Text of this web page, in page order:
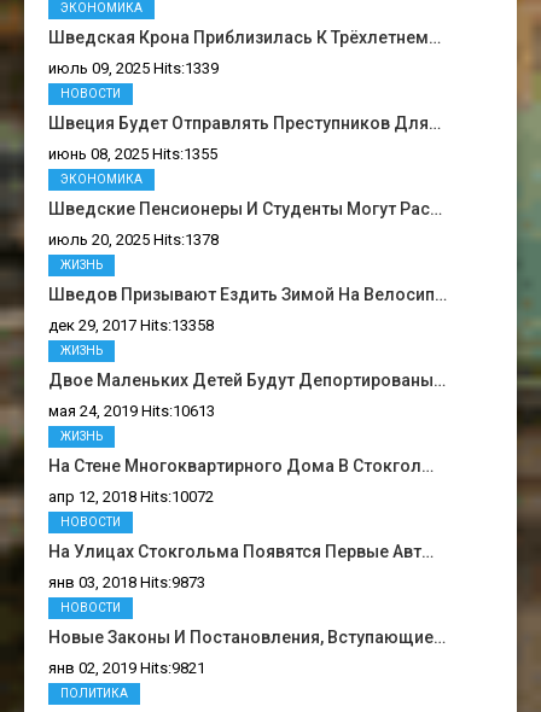
Шведская Крона Приблизилась К Трёхлетнем…
июль 09, 2025 Hits:1339
ЭКОНОМИКА
Швеция Будет Отправлять Преступников Для…
июнь 08, 2025 Hits:1355
НОВОСТИ
Шведские Пенсионеры И Студенты Могут Рас…
июль 20, 2025 Hits:1378
ЭКОНОМИКА
Шведов Призывают Ездить Зимой На Велосип…
дек 29, 2017 Hits:13358
ЖИЗНЬ
Двое Маленьких Детей Будут Депортированы…
мая 24, 2019 Hits:10613
ЖИЗНЬ
На Стене Многоквартирного Дома В Стокгол…
апр 12, 2018 Hits:10072
ЖИЗНЬ
На Улицах Стокгольма Появятся Первые Авт…
янв 03, 2018 Hits:9873
НОВОСТИ
Новые Законы И Постановления, Вступающие…
янв 02, 2019 Hits:9821
НОВОСТИ
ПОЛИТИКА